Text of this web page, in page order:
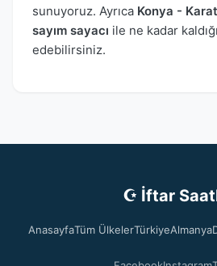
sunuyoruz. Ayrıca Konya -
sayım sayacı ile ne kadar
edebilirsiniz.
☪ İftar
AnasayfaTüm ÜlkelerTürkiyeAlmanya